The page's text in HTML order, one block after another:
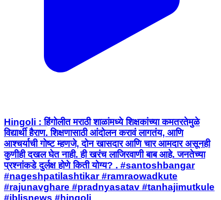
Hingoli : हिंगोलीत मराठी शाळांमध्ये शिक्षकांच्या कमतरतेमुळे
विद्यार्थी हैराण. शिक्षणासाठी आंदोलन करावं लागतंय, आणि
आश्चर्याची गोष्ट म्हणजे, दोन खासदार आणि चार आमदार असूनही
कुणीही दखल घेत नाही. ही खरंच लाजिरवाणी बाब आहे. जनतेच्या
प्रश्नांकडे दुर्लक्ष होणे किती योग्य? . #santoshbangar
#nageshpatilashtikar #ramraowadkute
#rajunavghare #pradnyasatav #tanhajimutkule